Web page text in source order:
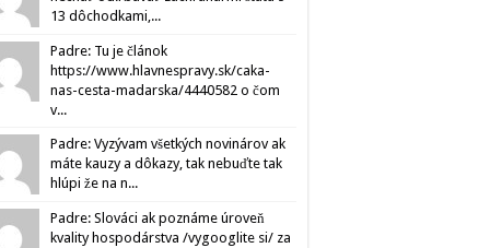
13 dôchodkami,...
Padre: Tu je článok
https://www.hlavnespravy.sk/caka-
nas-cesta-madarska/4440582 o čom
v...
Padre: Vyzývam všetkých novinárov ak
máte kauzy a dôkazy, tak nebuďte tak
hlúpi že na n...
Padre: Slováci ak poznáme úroveň
kvality hospodárstva /vygooglite si/ za